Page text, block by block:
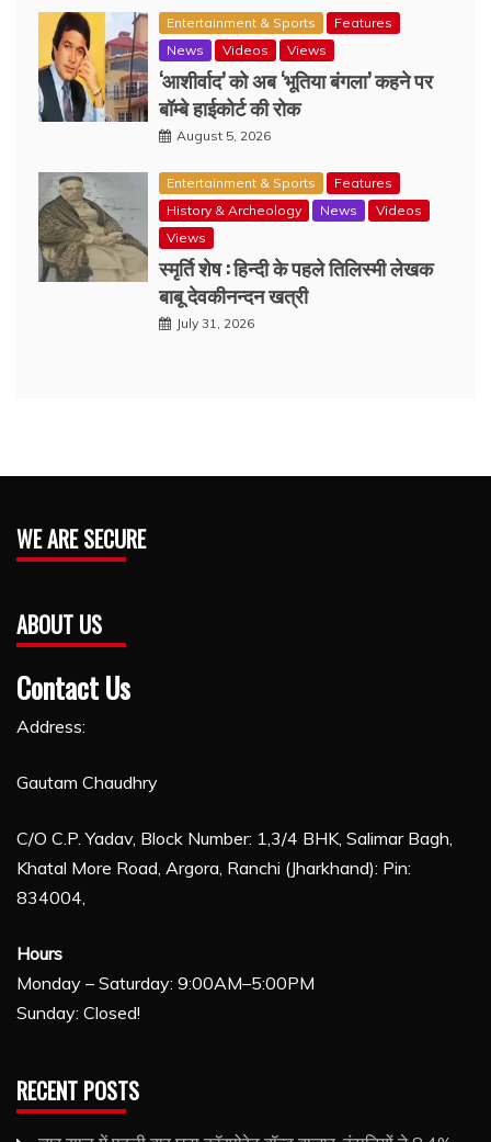
Entertainment & Sports
Features
News
Videos Views
‘आशीर्वाद’ को अब ‘भूतिया बंगला’ कहने पर
बॉम्बे हाईकोर्ट की रोक
August 5, 2026
Entertainment & Sports
Features
History & Archeology
News
Videos
Views
स्मृर्ति शेष : हिन्दी के पहले तिलिस्मी लेखक
बाबू देवकीनन्दन खत्री
July 31, 2026
WE ARE SECURE
ABOUT US
Contact Us
Address:
Gautam Chaudhry
C/O C.P. Yadav, Block Number: 1,3/4 BHK, Salimar Bagh,
Khatal More Road, Argora, Ranchi (Jharkhand): Pin:
834004,
Hours
Monday – Saturday: 9:00AM–5:00PM
Sunday: Closed!
RECENT POSTS